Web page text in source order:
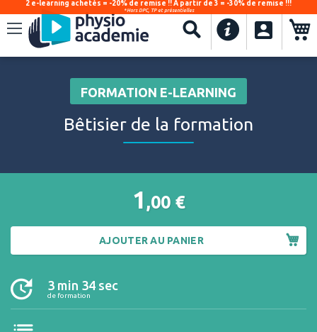
Recherche
2 e-learning achetés = -20% de remise !! À partir de 3 = -30% de remise !!!
*Hors DPC, TP et présentielles
.
FORMATION E-LEARNING
Bêtisier de la formation
3 min 34 sec
de formation
1 ,00 €
AJOUTER AU PANIER